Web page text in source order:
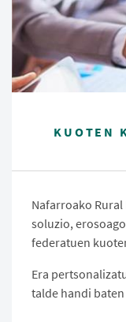
KUOTEN
Nafarroako
soluzio,
federatuen
Era
talde handi